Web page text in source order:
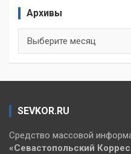
Архивы
SEVKOR.RU
Средство массовой
«Севастопольский